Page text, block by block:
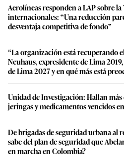
Aerolíneas responden a LAP sobre la
internacionales: “Una reducción
desventaja competitiva de fondo”
“La organización está recuperando
Neuhaus, expresidente de Lima
de Lima 2027 y en qué más está
Unidad de Investigación: Hallan
jeringas y medicamentos vencidos
De brigadas de seguridad urbana al
sabe del plan de seguridad que
en marcha en Colombia?